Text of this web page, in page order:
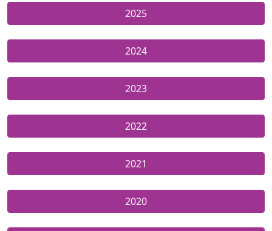
2025
2024
2023
2022
2021
2020